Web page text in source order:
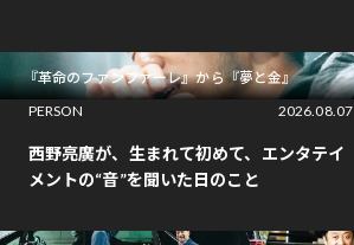
『革命のファンファーレ』から『夢と金』
PERSON
2026.08.07
西野亮廣が、生まれて初めて、エンタテイ
メントの“音”を聞いた日のこと